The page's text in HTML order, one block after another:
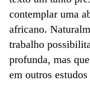
contemplar uma
africano.
trabalho
profunda, mas
em outros estudos